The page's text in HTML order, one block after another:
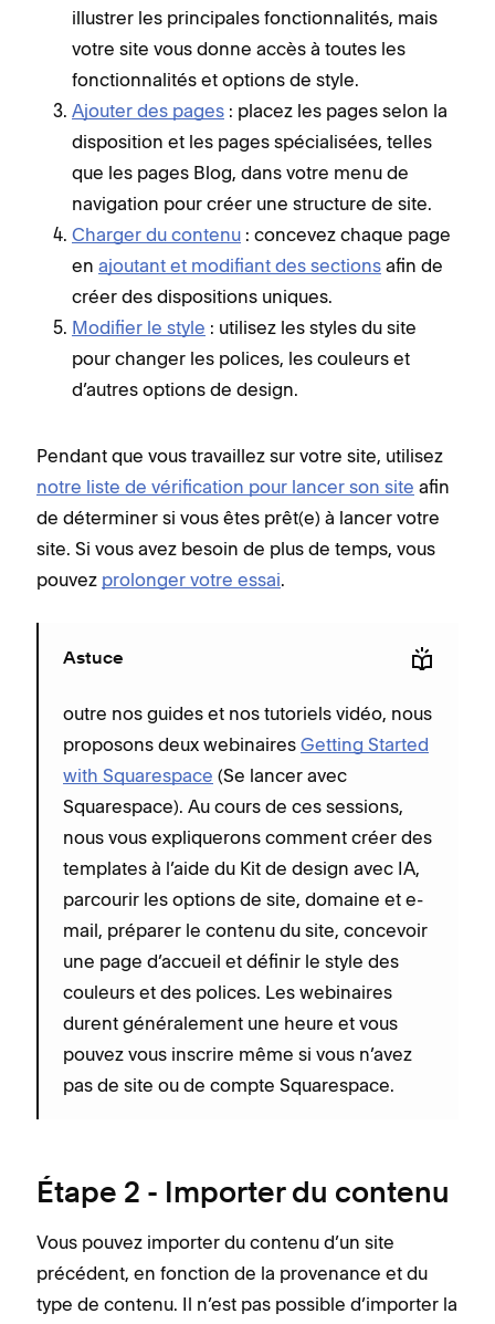
illustrer les principales fonctionnalités, mais
votre site vous donne accès à toutes les
fonctionnalités et options de style.
Ajouter des pages : placez les pages selon la
disposition et les pages spécialisées, telles
que les pages Blog, dans votre menu de
navigation pour créer une structure de site.
Charger du contenu : concevez chaque page
en ajoutant et modifiant des sections afin de
créer des dispositions uniques.
Modifier le style : utilisez les styles du site
pour changer les polices, les couleurs et
d’autres options de design.
Pendant que vous travaillez sur votre site, utilisez
notre liste de vérification pour lancer son site afin
de déterminer si vous êtes prêt(e) à lancer votre
site. Si vous avez besoin de plus de temps, vous
pouvez prolonger votre essai.
Astuce
outre nos guides et nos tutoriels vidéo, nous
proposons deux webinaires Getting Started
with Squarespace (Se lancer avec
Squarespace). Au cours de ces sessions,
nous vous expliquerons comment créer des
templates à l’aide du Kit de design avec IA,
parcourir les options de site, domaine et e-
mail, préparer le contenu du site, concevoir
une page d’accueil et définir le style des
couleurs et des polices. Les webinaires
durent généralement une heure et vous
pouvez vous inscrire même si vous n’avez
pas de site ou de compte Squarespace.
Étape 2 - Importer du contenu
Vous pouvez importer du contenu d’un site
précédent, en fonction de la provenance et du
type de contenu. Il n’est pas possible d’importer la